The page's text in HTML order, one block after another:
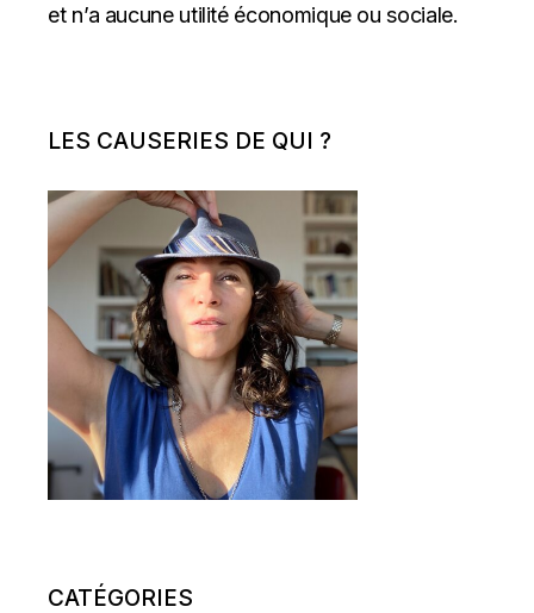
et n’a aucune utilité économique ou sociale.
LES CAUSERIES DE QUI ?
CATÉGORIES